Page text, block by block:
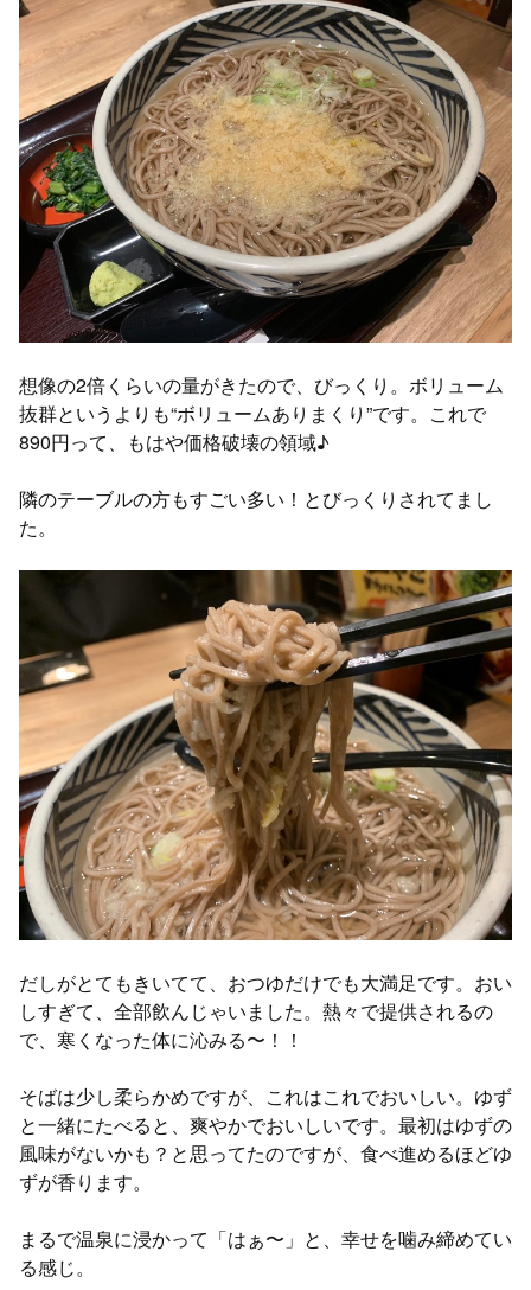
想像の2倍くらいの量がきたので、びっくり。ボリューム
抜群というよりも“ボリュームありまくり”です。これで
890円って、もはや価格破壊の領域♪
隣のテーブルの方もすごい多い！とびっくりされてまし
た。
だしがとてもきいてて、おつゆだけでも大満足です。おい
しすぎて、全部飲んじゃいました。熱々で提供されるの
で、寒くなった体に沁みる〜！！
そばは少し柔らかめですが、これはこれでおいしい。ゆず
と一緒にたべると、爽やかでおいしいです。最初はゆずの
風味がないかも？と思ってたのですが、食べ進めるほどゆ
ずが香ります。
まるで温泉に浸かって「はぁ〜」と、幸せを噛み締めてい
る感じ。